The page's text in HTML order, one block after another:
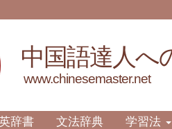
中国語達人へ
www.chinesemaster.net
辞書 文法辞典 学習法